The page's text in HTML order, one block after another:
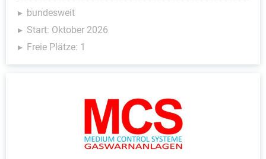
bundesweit
Start: Oktober 2026
Freie Plätze: 1